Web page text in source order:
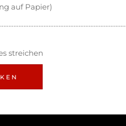
auf Papier)
streichen